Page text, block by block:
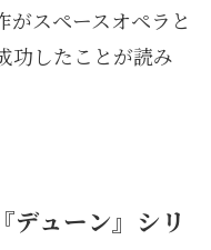
がスペースオペラと
功したことが読み
デューン』シリ